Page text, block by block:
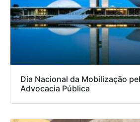
Dia Nacional da Mobilização
Advocacia Pública